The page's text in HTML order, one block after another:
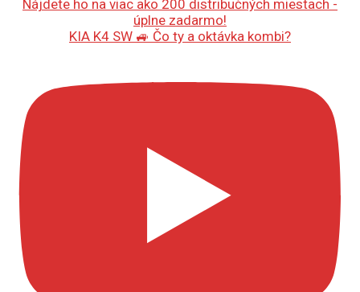
KIA K4 SW 🚙 Čo ty a oktávka kombi?